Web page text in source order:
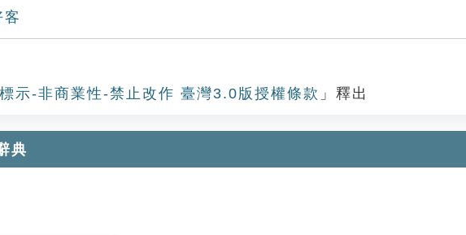
示-非商業性-禁止改作 臺灣3.0版授權條款 」釋出
典